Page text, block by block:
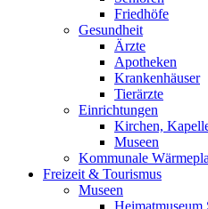
Friedhöfe
Gesundheit
Ärzte
Apotheken
Krankenhäuser
Tierärzte
Einrichtungen
Kirchen,
Museen
Kommunale
Freizeit & Tourismus
Museen
Heimatmuseum